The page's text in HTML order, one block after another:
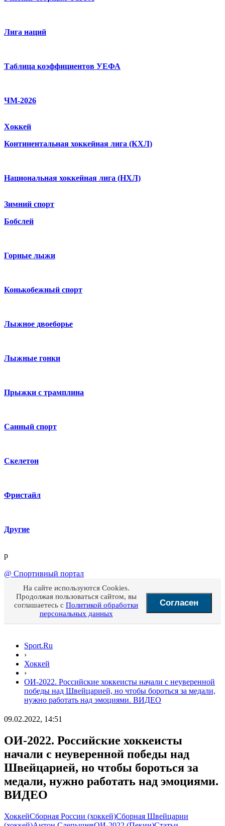
Лига наций
Таблица коэффициентов УЕФА
ЧМ-2026
Хоккей
Континентальная хоккейная лига (КХЛ)
Национальная хоккейная лига (НХЛ)
Зимний спорт
Бобслей
Горные лыжи
Конькобежный спорт
Лыжное двоеборье
Лыжные гонки
Прыжки с трамплина
Санный спорт
Скелетон
Фристайл
Другие
p
@ Спортивный портал
На сайте используются Cookies.
Продолжая пользоваться сайтом, вы
соглашаетесь с Политикой обработки
персональных данных
Согласен
Sport.Ru
›
Хоккей
›
ОИ-2022. Российские хоккеисты начали с неуверенной
победы над Швейцарией, но чтобы бороться за медали,
нужно работать над эмоциями. ВИДЕО
09.02.2022, 14:51
ОИ-2022. Российские хоккеисты
начали с неуверенной победы над
Швейцарией, но чтобы бороться за
медали, нужно работать над эмоциями.
ВИДЕО
ХоккейСборная России (хоккей)Сборная Швейцарии